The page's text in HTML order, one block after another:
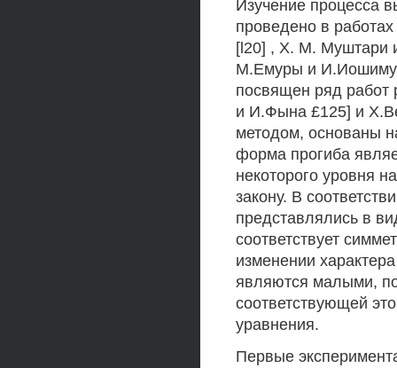
Изучение процесса
проведено в
[l20] , X. М. Муштари
М.Емуры и
посвящен ряд работ
и И.Фына £125] и
методом, основаны
форма прогиба
некоторого уровня
закону. В
представлялись в
соответствует
изменении
являются малыми,
соответствующей
уравнения.
Первые